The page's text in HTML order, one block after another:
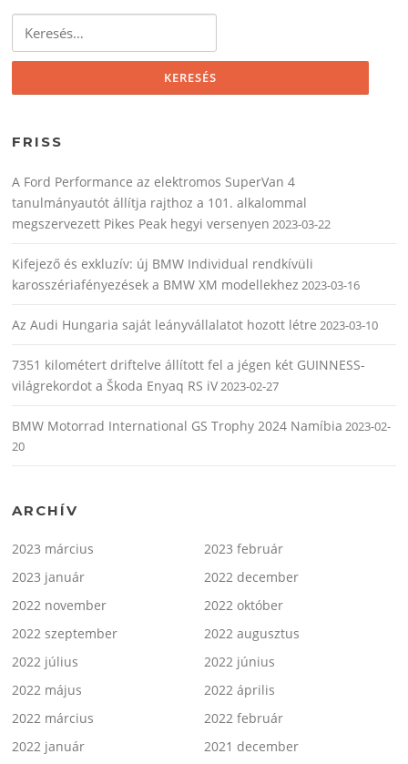
FRISS
A Ford Performance az elektromos SuperVan 4
tanulmányautót állítja rajthoz a 101. alkalommal
megszervezett Pikes Peak hegyi versenyen 2023-03-22
Kifejező és exkluzív: új BMW Individual rendkívüli
karosszériafényezések a BMW XM modellekhez 2023-03-16
Az Audi Hungaria saját leányvállalatot hozott létre 2023-03-10
7351 kilométert driftelve állított fel a jégen két GUINNESS-
világrekordot a Škoda Enyaq RS iV 2023-02-27
BMW Motorrad International GS Trophy 2024 Namíbia 2023-02-
20
ARCHÍV
2023 március
2023 február
2023 január
2022 december
2022 november
2022 október
2022 szeptember
2022 augusztus
2022 július
2022 június
2022 május
2022 április
2022 március
2022 február
2022 január
2021 december